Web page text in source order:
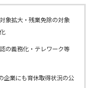
象拡大・残業免除の対象
の義務化・テレワーク等
企業にも育休取得状況の公